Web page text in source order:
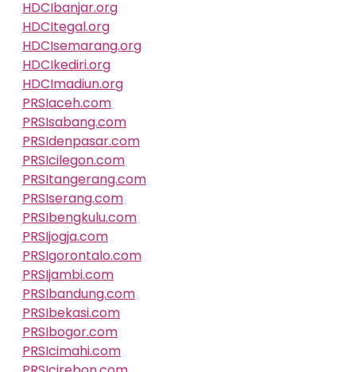
HDCIbanjar.org
HDCItegal.org
HDCIsemarang.org
HDCIkediri.org
HDCImadiun.org
PRSIaceh.com
PRSIsabang.com
PRSIdenpasar.com
PRSIcilegon.com
PRSItangerang.com
PRSIserang.com
PRSIbengkulu.com
PRSIjogja.com
PRSIgorontalo.com
PRSIjambi.com
PRSIbandung.com
PRSIbekasi.com
PRSIbogor.com
PRSIcimahi.com